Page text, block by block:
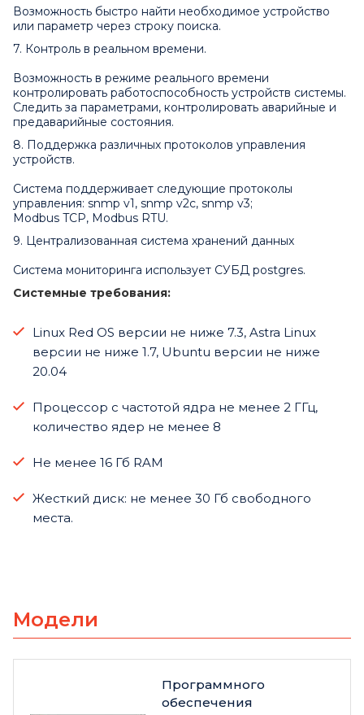
Возможность быстро найти необходимое устройство
или параметр через строку поиска.
7. Контроль в реальном времени.
Возможность в режиме реального времени
контролировать работоспособность устройств системы.
Следить за параметрами, контролировать аварийные и
предаварийные состояния.
8. Поддержка различных протоколов управления
устройств.
Система поддерживает следующие протоколы
управления: snmp v1, snmp v2c, snmp v3;
Modbus TCP, Modbus RTU.
9. Централизованная система хранений данных
Система мониторинга использует СУБД postgres.
Системные требования:
Linux Red OS версии не ниже 7.3, Astra Linux
версии не ниже 1.7, Ubuntu версии не ниже
20.04
Процессор с частотой ядра не менее 2 ГГц,
количество ядер не менее 8
Не менее 16 Гб RAM
Жесткий диск: не менее 30 Гб свободного
места.
Модели
Программного
обеспечения